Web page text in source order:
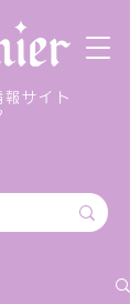
報サイト